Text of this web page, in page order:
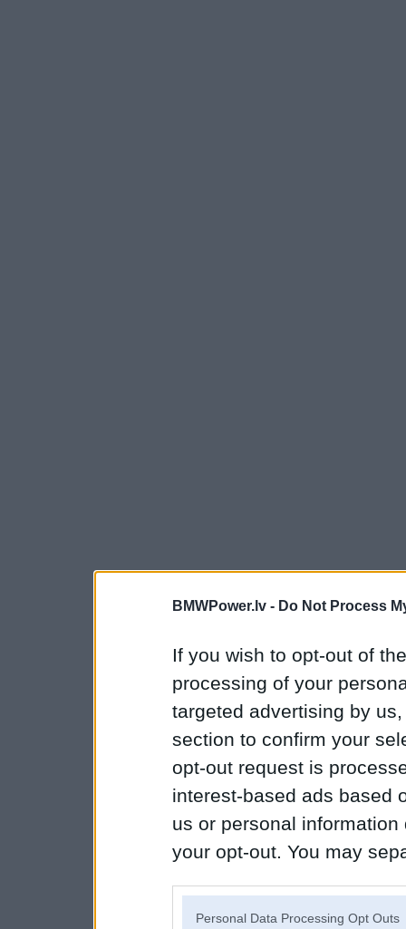
BMWPower.lv - Do Not Process
If you wish to opt-out of
processing of your
targeted advertising by
section to confirm your
opt-out request is
interest-based ads based
us or personal
your opt-out. You may
Personal Data Processing Opt Outs